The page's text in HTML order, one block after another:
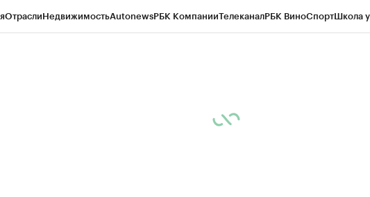
ОтраслиНедвижимостьAutonewsРБК КомпанииТелеканалРБК ВиноСпортШкола